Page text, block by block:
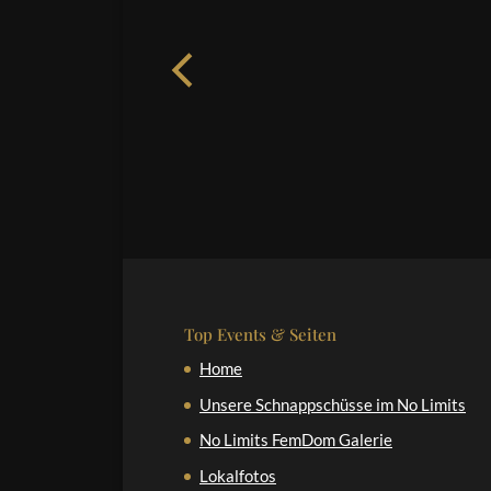
Top Events & Seiten
Home
Unsere Schnappschüsse im No Limits
No Limits FemDom Galerie
Lokalfotos